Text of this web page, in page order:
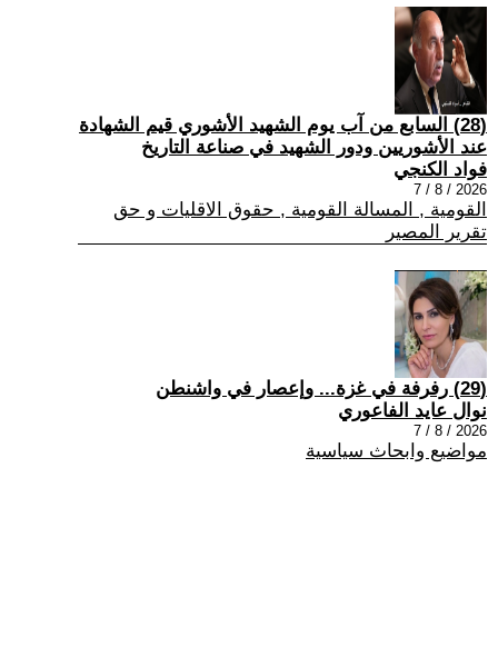
(28) السابع من آب يوم الشهيد الأشوري قيم الشهادة
عند الأشوريين ودور الشهيد في صناعة التاريخ
فواد الكنجي
2026 / 8 / 7
القومية , المسالة القومية , حقوق الاقليات و حق
تقرير المصير
(29) رفرفة في غزة... وإعصار في واشنطن
نوال عايد الفاعوري
2026 / 8 / 7
مواضيع وابحاث سياسية